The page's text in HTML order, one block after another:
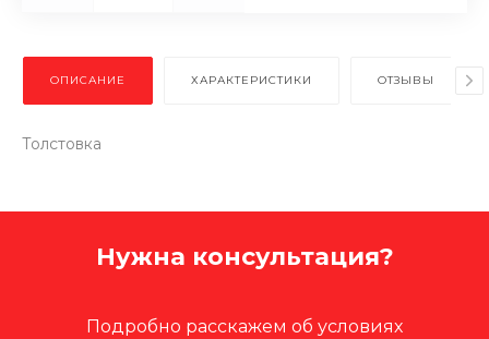
ОПИСАНИЕ ХАРАКТЕРИСТИКИ ОТЗЫВЫ
Толстовка
Нужна консультация?
Подробно расскажем об условиях